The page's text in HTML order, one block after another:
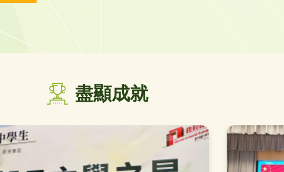
績！ 2026-27年度插
盡顯成就